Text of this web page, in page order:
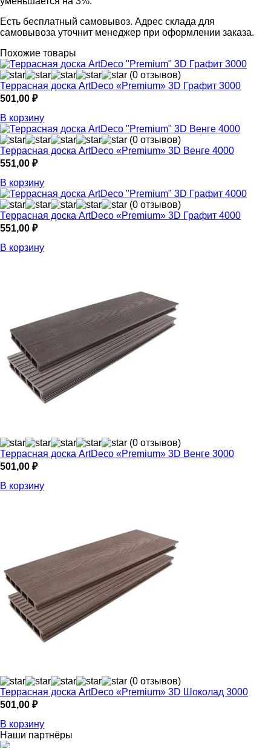
Есть бесплатный самовывоз. Адрес склада для
самовывоза уточнит менеджер при оформлении заказа.
Похожие товары
(0 отзывов)
Террасная доска ArtDeco «Premium» 3D Графит 3000
501,00 ₽
В корзину
(0 отзывов)
Террасная доска ArtDeco «Premium» 3D Венге 4000
551,00 ₽
В корзину
(0 отзывов)
Террасная доска ArtDeco «Premium» 3D Графит 4000
551,00 ₽
В корзину
(0 отзывов)
Террасная доска ArtDeco «Premium» 3D Венге 3000
501,00 ₽
В корзину
(0 отзывов)
Террасная доска ArtDeco «Premium» 3D Шоколад 3000
501,00 ₽
В корзину
Наши партнёры